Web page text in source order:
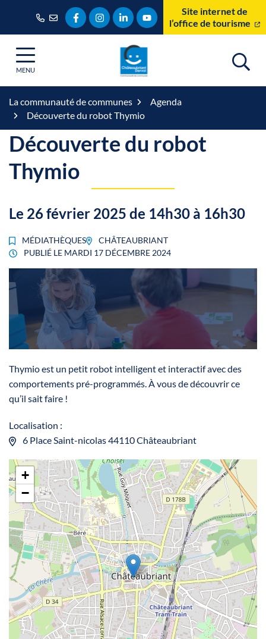
contenu
Lien vers le compte Facebook
Lien vers le compte Instagram
Lien vers le compte Linkedin
Lien vers la chaîne Youtube
Site internet de
l’office de tourisme
MENU
La communauté de communes
Agenda
Découverte du robot Thymio
Découverte du robot
Thymio
Le 26février 2025 de 14h30 à 16h30
MÉDIATHÈQUES
CHÂTEAUBRIANT
PUBLIÉ LE MARDI 17 DÉCEMBRE 2024
Thymio est un petit robot intelligent et interactif avec des
comportements pré-programmés. À vous de découvrir ce
qu’il sait faire !
Localisation :
6 Place Saint-nicolas 44110 Châteaubriant
+
−